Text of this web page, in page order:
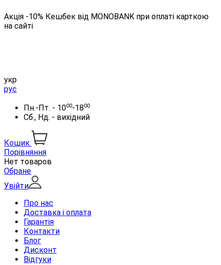
Акція -10% Кешбек від MONOBANK при оплаті карткою
на сайті
укр
рус
Пн.-Пт. - 1000-1800
Сб., Нд. - вихідний
Кошик
Порівняння
Нет товаров
Обране
Увійти
Про нас
Доставка і оплата
Гарантія
Контакти
Блог
Дисконт
Відгуки